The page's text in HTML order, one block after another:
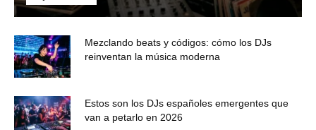
Mezclando beats y códigos: cómo los DJs
reinventan la música moderna
Estos son los DJs españoles emergentes que
van a petarlo en 2026